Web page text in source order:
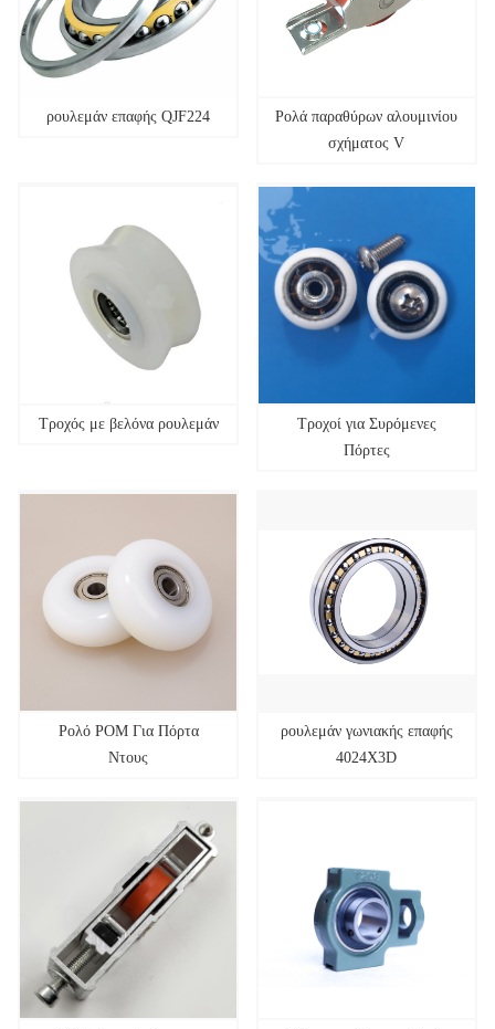
ρουλεμάν επαφής QJF224
Ρολά παραθύρων αλουμινίου
σχήματος V
Τροχός με βελόνα ρουλεμάν
Τροχοί για Συρόμενες
Πόρτες
Ρολό POM Για Πόρτα
Ντους
ρουλεμάν γωνιακής επαφής
4024X3D